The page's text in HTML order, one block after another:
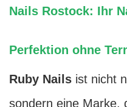
Nails Rostock: Ihr
Perfektion ohne
Ruby Nails ist nicht
sondern eine Marke,